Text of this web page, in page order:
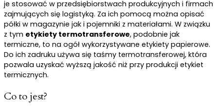
je stosować w przedsiębiorstwach produkcyjnych i firmach
zajmujących się logistyką. Za ich pomocą można opisać
półki w magazynie jak i pojemniki z materiałami. W związku
z tym etykiety termotransferowe, podobnie jak
termiczne, to na ogół wykorzystywane etykiety papierowe.
Do ich zadruku używa się taśmy termotransferowej, która
pozwala uzyskać wyższą jakość niż przy produkcji etykiet
termicznych.
Co to jest?